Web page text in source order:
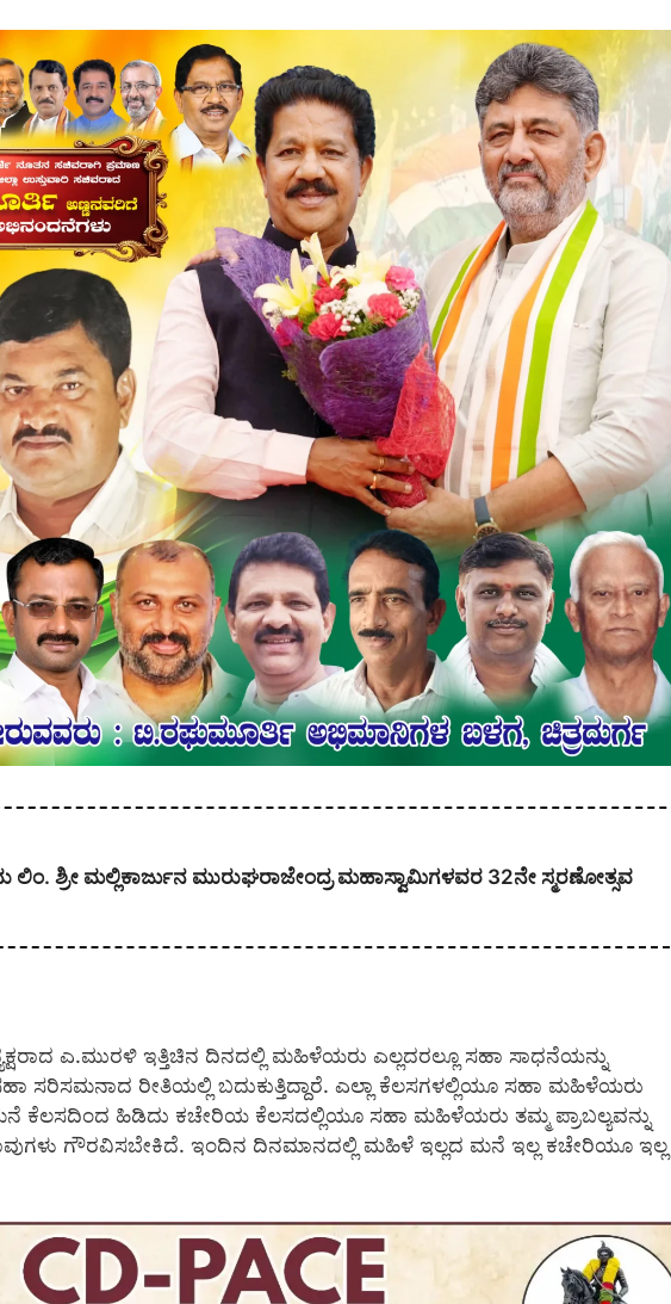
ಲಿಂ. ಶ್ರೀ ಮಲ್ಲಿಕಾರ್ಜುನ ಮುರುಘರಾಜೇಂದ್ರ ಮಹಾಸ್ವಾಮಿಗಳವರ 32ನೇ ಸ್ಮರಣೋತ್ಸವ
ಎ.ಮುರಳಿ ಇತ್ತಿಚಿನ ದಿನದಲ್ಲಿ ಮಹಿಳೆಯರು ಎಲ್ಲದರಲ್ಲೂ ಸಹಾ ಸಾಧನೆಯನ್ನು
ಸರಿಸಮನಾದ ರೀತಿಯಲ್ಲಿ ಬದುಕುತ್ತಿದ್ದಾರೆ. ಎಲ್ಲಾ ಕೆಲಸಗಳಲ್ಲಿಯೂ ಸಹಾ ಮಹಿಳೆಯರು
ಮನೆ ಕೆಲಸದಿಂದ ಹಿಡಿದು ಕಚೇರಿಯ ಕೆಲಸದಲ್ಲಿಯೂ ಸಹಾ ಮಹಿಳೆಯರು ತಮ್ಮ ಪ್ರಾಬಲ್ಯವನ್ನು
ಗೌರವಿಸಬೇಕಿದೆ. ಇಂದಿನ ದಿನಮಾನದಲ್ಲಿ ಮಹಿಳೆ ಇಲ್ಲದ ಮನೆ ಇಲ್ಲ ಕಚೇರಿಯೂ ಇಲ್ಲ